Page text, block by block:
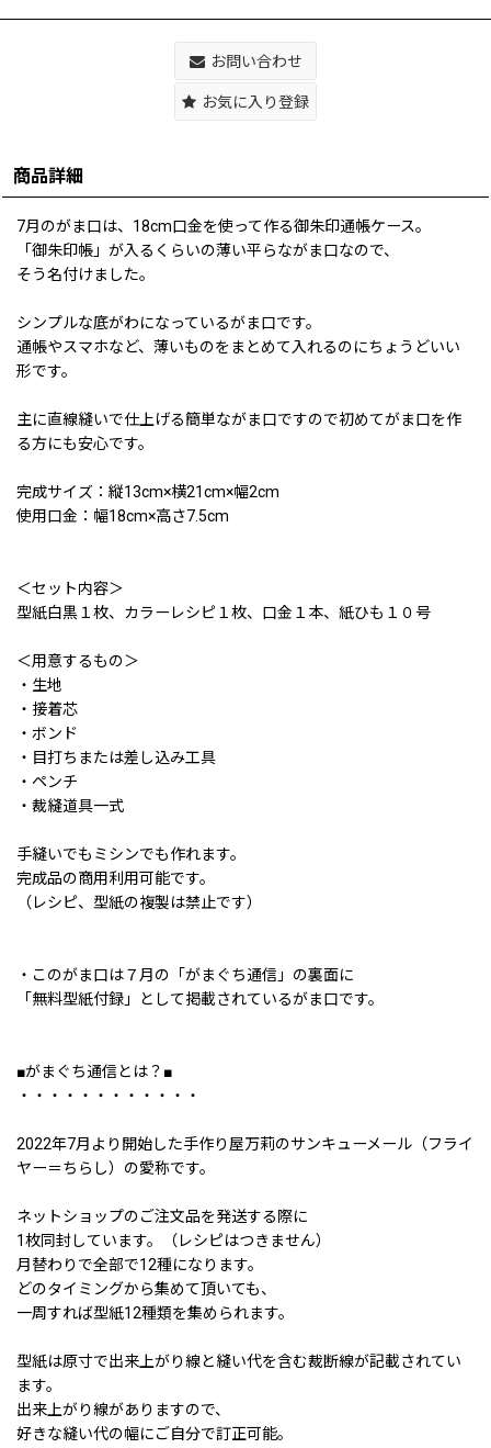
お問い合わせ
お気に入り登録
商品詳細
7月のがま口は、18cm口金を使って作る御朱印通帳ケース。
「御朱印帳」が入るくらいの薄い平らながま口なので、
そう名付けました。
シンプルな底がわになっているがま口です。
通帳やスマホなど、薄いものをまとめて入れるのにちょうどいい
形です。
主に直線縫いで仕上げる簡単ながま口ですので初めてがま口を作
る方にも安心です。
完成サイズ：縦13cm×横21cm×幅2cm
使用口金：幅18cm×高さ7.5cm
＜セット内容＞
型紙白黒１枚、カラーレシピ１枚、口金１本、紙ひも１０号
＜用意するもの＞
・生地
・接着芯
・ボンド
・目打ちまたは差し込み工具
・ペンチ
・裁縫道具一式
手縫いでもミシンでも作れます。
完成品の商用利用可能です。
（レシピ、型紙の複製は禁止です）
・このがま口は７月の「がまぐち通信」の裏面に
「無料型紙付録」として掲載されているがま口です。
■がまぐち通信とは？■
・・・・・・・・・・・・
2022年7月より開始した手作り屋万莉のサンキューメール（フライ
ヤー＝ちらし）の愛称です。
ネットショップのご注文品を発送する際に
1枚同封しています。（レシピはつきません）
月替わりで全部で12種になります。
どのタイミングから集めて頂いても、
一周すれば型紙12種類を集められます。
型紙は原寸で出来上がり線と縫い代を含む裁断線が記載されてい
ます。
出来上がり線がありますので、
好きな縫い代の幅にご自分で訂正可能。